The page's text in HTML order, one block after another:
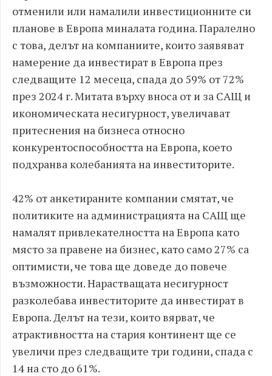
отменили или намалили инвестиционните си
планове в Европа миналата година. Паралелно
с това, делът на компаниите, които заявяват
намерение да инвестират в Европа през
следващите 12 месеца, спада до 59% от 72%
през 2024 г. Митата върху вноса от и за САЩ и
икономическата несигурност, увеличават
притеснения на бизнеса относно
конкурентоспособността на Европа, което
подхранва колебанията на инвеститорите.
42% от анкетираните компании смятат, че
политиките на администрацията на САЩ ще
намалят привлекателността на Европа като
място за правене на бизнес, като само 27% са
оптимисти, че това ще доведе до повече
възможности. Нарастващата несигурност
разколебава инвеститорите да инвестират в
Европа. Делът на тези, които вярват, че
атрактивността на стария континент ще се
увеличи през следващите три години, спада с
14 на сто до 61%.